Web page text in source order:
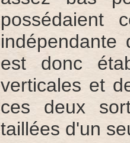
possédaient
est donc
verticales et
ces deux
taillées d'un